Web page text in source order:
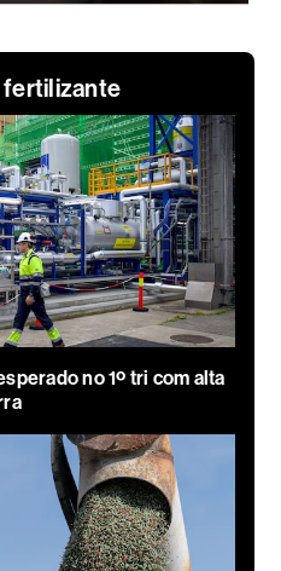
fertilizante
no 1º tri com alta